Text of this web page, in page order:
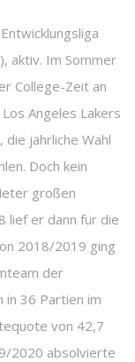
aktiv. Im Sommer
College-Zeit an
Angeles Lakers
jährliche Wahl
Doch kein
großen
lief er dann für die
2018/2019 ging
der
in 36 Partien im
von 42,7
2020 absolvierte